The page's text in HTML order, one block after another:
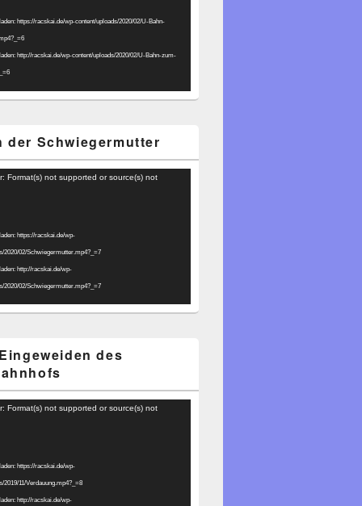
https://racskai.de/wp-content/uploads/2020/02/U-Bahn-
http://racskai.de/wp-content/uploads/2020/02/U-Bahn-zum-
der Schwiegermutter
Format(s) not supported or source(s) not
https://racskai.de/wp-
2020/02/Schwiegermutter.mp4?_=7
http://racskai.de/wp-
2020/02/Schwiegermutter.mp4?_=7
des
Format(s) not supported or source(s) not
https://racskai.de/wp-
2019/11/Verdauung.mp4?_=8
http://racskai.de/wp-